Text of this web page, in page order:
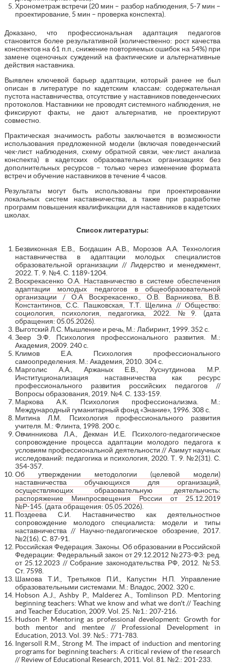
Хронометраж встречи (20 мин – разбор наблюдения, 5-7 мин –
проектирование, 5 мин – проверка конспекта).
Доказано, что профессиональная адаптация педагогов
становится более результативной (количественно: рост качества
конспектов на 61 п.п., снижение повторяемых ошибок на 54%) при
замене оценочных суждений на фактические и альтернативные
действия наставника.
Выявлен ключевой барьер адаптации, который ранее не был
описан в литературе по кадетским классам: содержательная
пустота наставничества, отсутствие у наставников поведенческих
протоколов. Наставники не проводят системного наблюдения, не
фиксируют факты, не дают альтернатив, не проектируют
совместно.
Практическая значимость работы заключается в возможности
использования предложенной модели (включая поведенческий
чек-лист наблюдения, схему обратной связи, чек-лист анализа
конспекта) в кадетских образовательных организациях без
дополнительных ресурсов – только через изменение формата
встреч и обучение наставников в течение 4 часов.
Результаты могут быть использованы при проектировании
локальных систем наставничества, а также при разработке
программ повышения квалификации для наставников в кадетских
школах.
Список литературы:
Безвиконная Е.В., Богдашин А.В., Морозов А.А. Технология
наставничества в адаптации молодых специалистов
образовательной организации // Лидерство и менеджмент,
2022. Т. 9. №4. С. 1189-1204.
Воскрекасенко О.А. Наставничество в системе обеспечения
адаптации молодых педагогов в общеобразовательной
организации / О.А Воскрекасенко., О.В. Варникова, В.В.
Константинов, С.С. Пашковская, Т.Т. Щелина // Общество:
социология, психология, педагогика, 2022. №9 . (дата
обращения: 05.05.2026).
Выготский Л.С. Мышление и речь, М.: Лабиринт, 1999. 352 с.
Зеер Э.Ф. Психология профессионального развития. М.:
Академия, 2009. 240 с.
Климов Е.А. Психология профессионального
самоопределения. М.: Академия, 2010. 304 с.
Марголис А.А., Аржаных Е.В., Хуснутдинова М.Р.
Институционализация наставничества как ресурс
профессионального развития российских педагогов //
Вопросы образования, 2019. №4. С. 133-159.
Маркова А.К. Психология профессионализма. М.:
Международный гуманитарный фонд «Знание», 1996. 308 с.
Митина Л.М. Психология профессионального развития
учителя. М.: Флинта, 1998. 200 с.
Овчинникова Л.А., Декман И.Е. Психолого-педагогическое
сопровождение процесса адаптации молодого педагога к
условиям профессиональной деятельности // Азимут научных
исследований: педагогика и психология, 2020. Т. 9. №2(31). С.
354-357.
Об утверждении методологии (целевой модели)
наставничества обучающихся для организаций,
осуществляющих образовательную деятельность:
распоряжение Минпросвещения России от 25.12.2019
№Р-145 . (дата обращения: 05.05.2026).
Поздеева С.И. Наставничество как деятельностное
сопровождение молодого специалиста: модели и типы
наставничества // Научно-педагогическое обозрение, 2017.
№2(16). С. 87-91.
Российская Федерация. Законы. Об образовании в Российской
Федерации: Федеральный закон от 29.12.2012 №273-ФЗ: ред.
от 25.12.2023 // Собрание законодательства РФ, 2012. №53.
Ст. 7598.
Шамова Т.И., Третьяков П.И., Капустин Н.П. Управление
образовательными системами. М.: Владос, 2002. 320 с.
Hobson A.J., Ashby P., Malderez A., Tomlinson P.D. Mentoring
beginning teachers: What we know and what we don't // Teaching
and Teacher Education, 2009. Vol. 25. №1.: 207-216.
Hudson P. Mentoring as professional development: Growth for
both mentor and mentee // Professional Development in
Education, 2013. Vol. 39. №5.: 771-783.
Ingersoll R.M., Strong M. The impact of induction and mentoring
programs for beginning teachers: A critical review of the research
// Review of Educational Research, 2011. Vol. 81. №2.: 201-233.